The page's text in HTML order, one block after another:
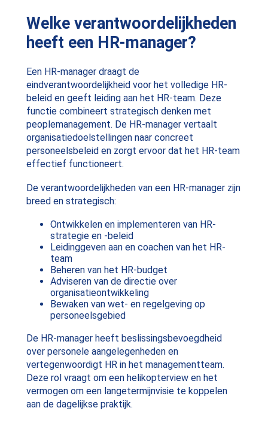
Welke verantwoordelijkheden
heeft een HR-manager?
Een HR-manager draagt de
eindverantwoordelijkheid voor het volledige HR-
beleid en geeft leiding aan het HR-team. Deze
functie combineert strategisch denken met
peoplemanagement. De HR-manager vertaalt
organisatiedoelstellingen naar concreet
personeelsbeleid en zorgt ervoor dat het HR-team
effectief functioneert.
De verantwoordelijkheden van een HR-manager zijn
breed en strategisch:
Ontwikkelen en implementeren van HR-
strategie en -beleid
Leidinggeven aan en coachen van het HR-
team
Beheren van het HR-budget
Adviseren van de directie over
organisatieontwikkeling
Bewaken van wet- en regelgeving op
personeelsgebied
De HR-manager heeft beslissingsbevoegdheid
over personele aangelegenheden en
vertegenwoordigt HR in het managementteam.
Deze rol vraagt om een helikopterview en het
vermogen om een langetermijnvisie te koppelen
aan de dagelijkse praktijk.